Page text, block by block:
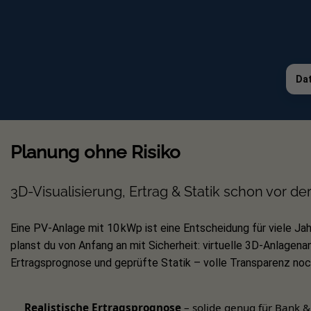
leitfähige Teile miteinander
Ein Potenzialausgleich sorgt also
Planung ohne Risiko
3D-Visualisierung, Ertrag & Statik schon vor
Eine PV-Anlage mit 10 kWp ist eine Entscheidung für viele
planst du von Anfang an mit Sicherheit: virtuelle 3D-
Ertragsprognose und geprüfte Statik – volle Transparenz
Realistische Ertragsprognose – solide genug für Bank